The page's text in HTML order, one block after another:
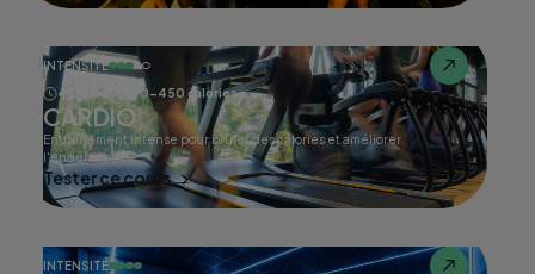
INTENSITÉ
45 min
400-450 calories
CARDIO
Entraînement intense pour brûler des calories et améliorer
l'endurance.
Tester ce cours
INTENSITÉ